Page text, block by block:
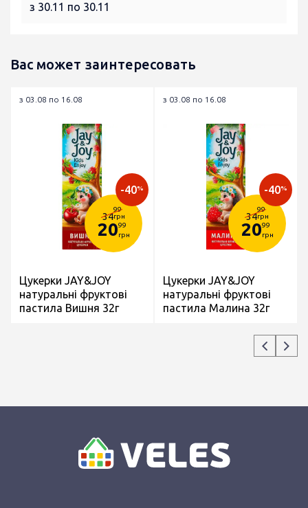
з 30.11 по 30.11
Вас может заинтересовать
з 03.08 по 16.08
34
99
грн
2099
грн
-40%
Цукерки JAY&JOY
натуральні фруктові
пастила Вишня 32г
з 03.08 по 16.08
34
99
грн
2099
грн
-40%
Цукерки JAY&JOY
натуральні фруктові
пастила Малина 32г